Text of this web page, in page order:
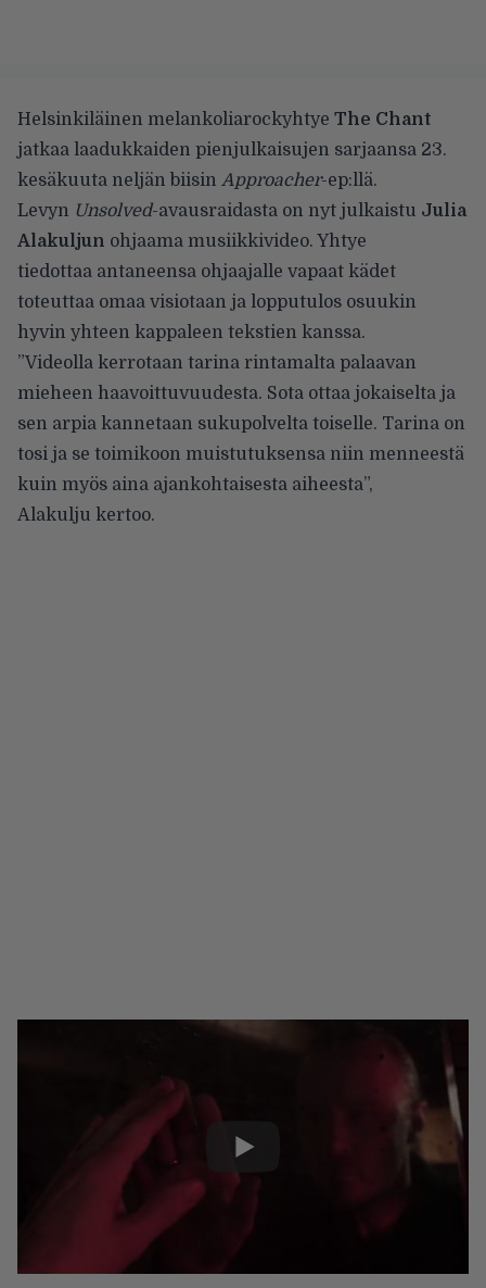
Helsinkiläinen melankoliarockyhtye The Chant
jatkaa laadukkaiden pienjulkaisujen sarjaansa 23.
kesäkuuta neljän biisin Approacher-ep:llä.
Levyn Unsolved-avausraidasta on nyt julkaistu Julia
Alakuljun ohjaama musiikkivideo. Yhtye
tiedottaa antaneensa ohjaajalle vapaat kädet
toteuttaa omaa visiotaan ja lopputulos osuukin
hyvin yhteen kappaleen tekstien kanssa.
”Videolla kerrotaan tarina rintamalta palaavan
mieheen haavoittuvuudesta. Sota ottaa jokaiselta ja
sen arpia kannetaan sukupolvelta toiselle. Tarina on
tosi ja se toimikoon muistutuksensa niin menneestä
kuin myös aina ajankohtaisesta aiheesta”,
Alakulju kertoo.